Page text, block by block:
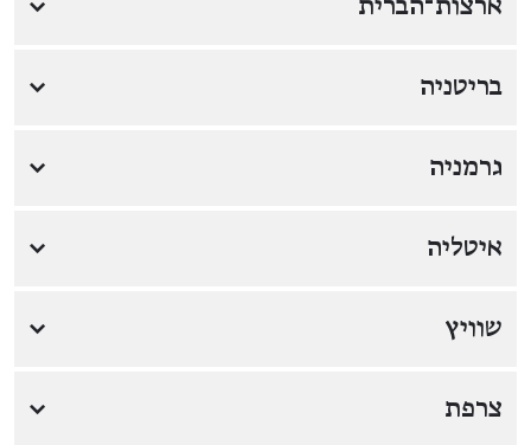
ארצות־הברית ↓
בריטניה ↓
גרמניה ↓
איטליה ↓
שוויץ ↓
צרפת ↓